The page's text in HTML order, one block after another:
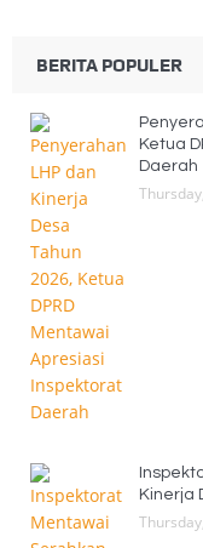
BERITA POPULER
Ketua
Daerah
Kinerja